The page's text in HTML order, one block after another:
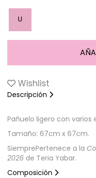
U
Wishlist
Descripción
Pañuelo ligero con varios
Tamaño: 67cm x 67cm.
SiemprePertenece a la
2026 de Teria Yabar.
Composición